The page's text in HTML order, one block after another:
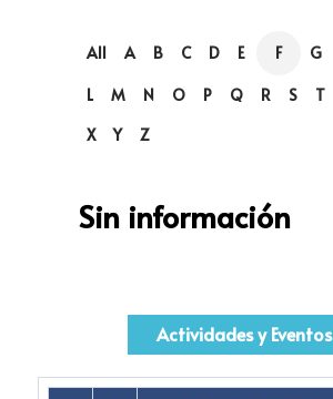
All A B C D E F G
L
M N O P Q R S T
X
Y Z
Sin información
Actividades y Eventos